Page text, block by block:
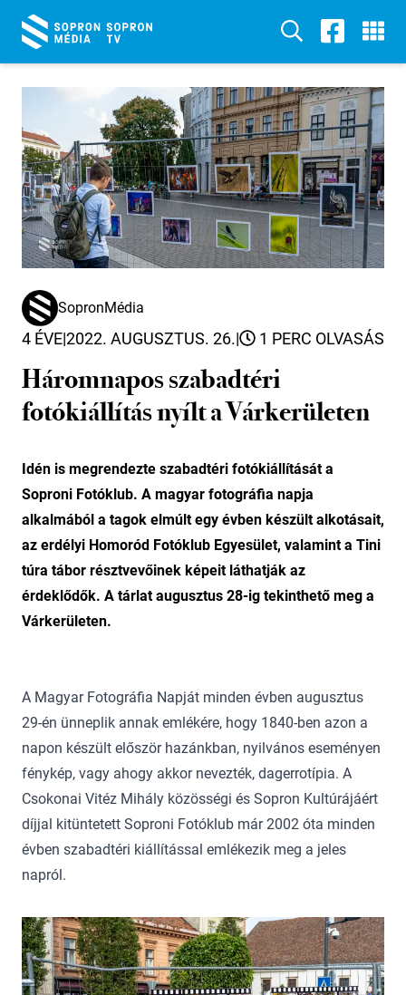
SopronMédia
4 ÉVE|2022. AUGUSZTUS. 26.| 1 PERC OLVASÁS
Háromnapos szabadtéri
fotókiállítás nyílt a Várkerületen
Idén is megrendezte szabadtéri fotókiállítását a
Soproni Fotóklub. A magyar fotográfia napja
alkalmából a tagok elmúlt egy évben készült alkotásait,
az erdélyi Homoród Fotóklub Egyesület, valamint a Tini
túra tábor résztvevőinek képeit láthatják az
érdeklődők. A tárlat augusztus 28-ig tekinthető meg a
Várkerületen.
A Magyar Fotográfia Napját minden évben augusztus
29-én ünneplik annak emlékére, hogy 1840-ben azon a
napon készült először hazánkban, nyilvános eseményen
fénykép, vagy ahogy akkor nevezték, dagerrotípia. A
Csokonai Vitéz Mihály közösségi és Sopron Kultúrájáért
díjjal kitüntetett Soproni Fotóklub már 2002 óta minden
évben szabadtéri kiállítással emlékezik meg a jeles
napról.